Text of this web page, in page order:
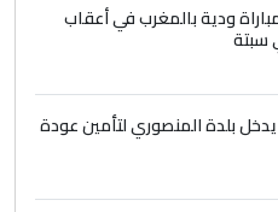
علي ماما يسقط
ومن اصول عريقة
على صدام حسين سل
ودية بالمغرب في أعقاب
سبتة
يدخل بلدة المنصوري لتأمين عودة